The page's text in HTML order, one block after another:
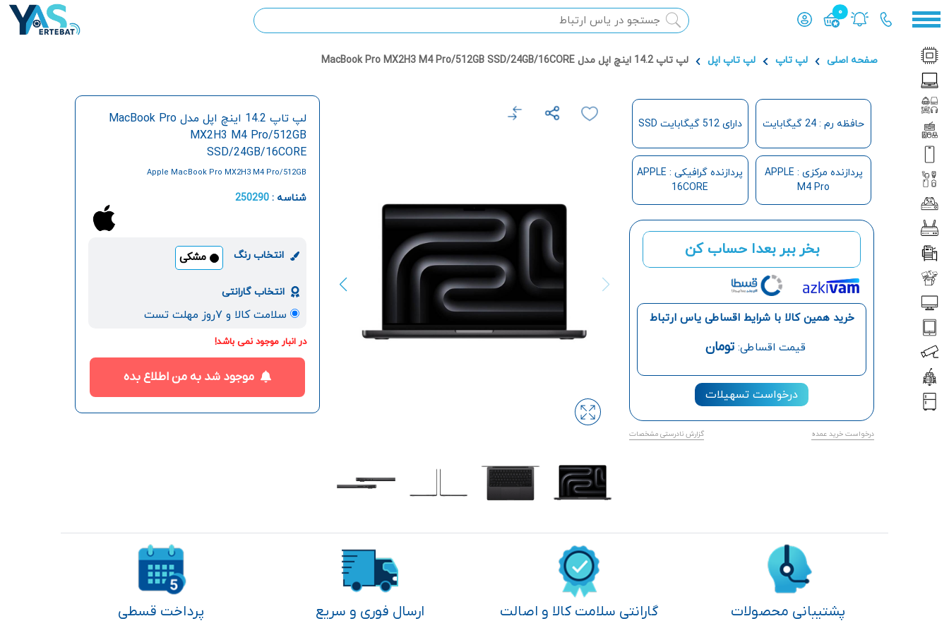
0
محصول افزوده شده به سبد
صفحه اصلی لپ ‌تاپ لپ تاپ اپل لپ تاپ 14.2 اینچ اپل مدل MacBook Pro MX2H3 M4 Pro/512GB SSD/24GB/16CORE
حافظه رم : 24 گیگابایت دارای 512 گیگابایت SSD
پردازنده مرکزی : APPLE
M4 Pro
پردازنده گرافیکی : APPLE
16CORE
بخر ببر بعدا حساب کن
خرید همین کالا با شرایط اقساطی یاس ارتباط
قیمت اقساطی:تومان
درخواست تسهیلات
درخواست خرید عمده گزارش نادرستی مشخصات
لپ تاپ 14.2 اینچ اپل مدل MacBook Pro
MX2H3 M4 Pro/512GB
SSD/24GB/16CORE
Apple MacBook Pro MX2H3 M4 Pro/512GB
شناسه :250290
انتخاب رنگ مشکی
انتخاب گارانتی
سلامت کالا و ۷روز مهلت تست
در انبار موجود نمی باشد!
موجود شد به من اطلاع بده
پشتیبانی محصولات گارانتی سلامت کالا و اصالت ارسال فوری و سریع پرداخت قسطی